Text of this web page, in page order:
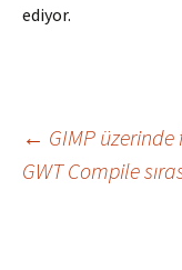
ediyor.
Yazı
← GIMP
GWT Compile